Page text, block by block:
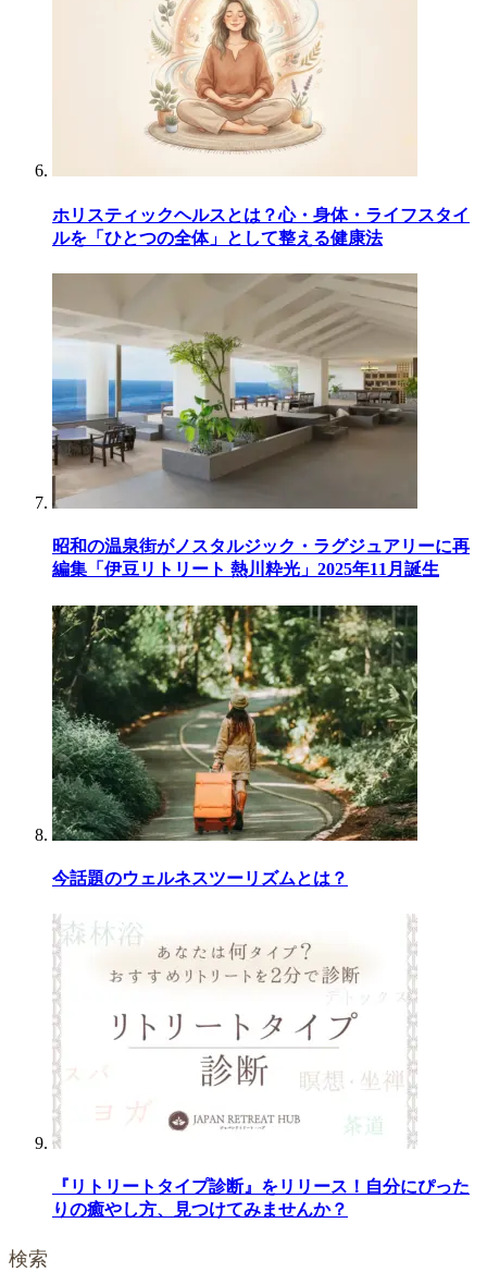
ホリスティックヘルスとは？心・身体・ライフスタイ
ルを「ひとつの全体」として整える健康法
昭和の温泉街がノスタルジック・ラグジュアリーに再
編集「伊豆リトリート 熱川粋光」2025年11月誕生
今話題のウェルネスツーリズムとは？
『リトリートタイプ診断』をリリース！自分にぴった
りの癒やし方、見つけてみませんか？
検索